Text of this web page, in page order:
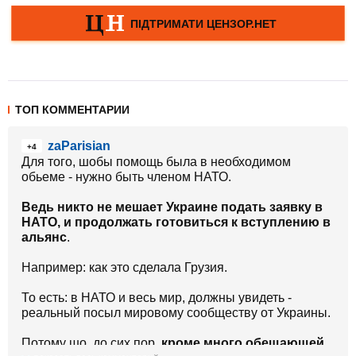
ТОП КОММЕНТАРИИ
+4
zaParisian
Для того, шобы помощь была в необходимом
обьеме - нужно быть членом НАТО.
Ведь никто не мешает Украине подать заявку в
НАТО, и продолжать готовиться к вступлению в
альянс.
Например: как это сделала Грузия.
То есть: в НАТО и весь мир, должны увидеть -
реальный посыл мировому сообществу от Украины.
Потому шо, до сих пор, кроме много обещающей